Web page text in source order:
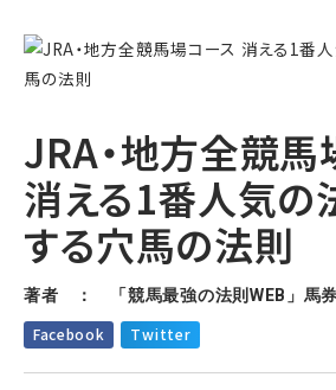
JRA・地方全競馬
消える1番人気の
する穴馬の法則
著者 ： 「競馬最強の法則WEB」馬
Facebook Twitter